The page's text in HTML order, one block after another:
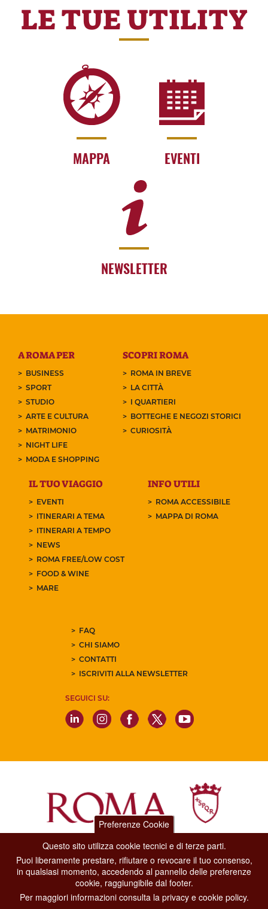
LE TUE UTILITY
MAPPA EVENTI
NEWSLETTER
A ROMA PER
BUSINESS
SPORT
STUDIO
ARTE E CULTURA
MATRIMONIO
NIGHT LIFE
MODA E SHOPPING
SCOPRI ROMA
ROMA IN BREVE
LA CITTÀ
I QUARTIERI
BOTTEGHE E NEGOZI STORICI
CURIOSITÀ
IL TUO VIAGGIO
EVENTI
ITINERARI A TEMA
ITINERARI A TEMPO
NEWS
ROMA FREE/LOW COST
FOOD & WINE
MARE
INFO UTILI
ROMA ACCESSIBILE
MAPPA DI ROMA
FAQ
CHI SIAMO
CONTATTI
ISCRIVITI ALLA NEWSLETTER
SEGUICI SU:
Dipartimento Grandi Eventi, Sport, Turismo e Moda.
Via di San Basilio, 51
00187 Roma
Preferenze Cookie
Questo sito utilizza cookie tecnici e di terze parti.
Puoi liberamente prestare, rifiutare o revocare il tuo consenso,
in qualsiasi momento, accedendo al pannello delle preferenze
cookie, raggiungibile dal footer.
Per maggiori informazioni consulta la privacy e cookie policy.